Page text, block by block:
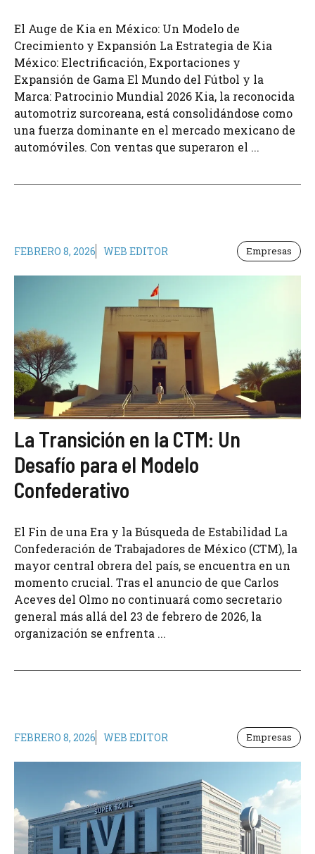
El Auge de Kia en México: Un Modelo de
Crecimiento y Expansión La Estrategia de Kia
México: Electrificación, Exportaciones y
Expansión de Gama El Mundo del Fútbol y la
Marca: Patrocinio Mundial 2026 Kia, la reconocida
automotriz surcoreana, está consolidándose como
una fuerza dominante en el mercado mexicano de
automóviles. Con ventas que superaron el ...
FEBRERO 8, 2026 WEB EDITOR Empresas
La Transición en la CTM: Un
Desafío para el Modelo
Confederativo
El Fin de una Era y la Búsqueda de Estabilidad La
Confederación de Trabajadores de México (CTM), la
mayor central obrera del país, se encuentra en un
momento crucial. Tras el anuncio de que Carlos
Aceves del Olmo no continuará como secretario
general más allá del 23 de febrero de 2026, la
organización se enfrenta ...
FEBRERO 8, 2026 WEB EDITOR Empresas